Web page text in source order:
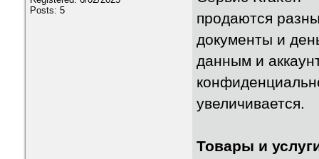
Posts: 5
продаются
документы и
данным и
увеличивается.
Товары и